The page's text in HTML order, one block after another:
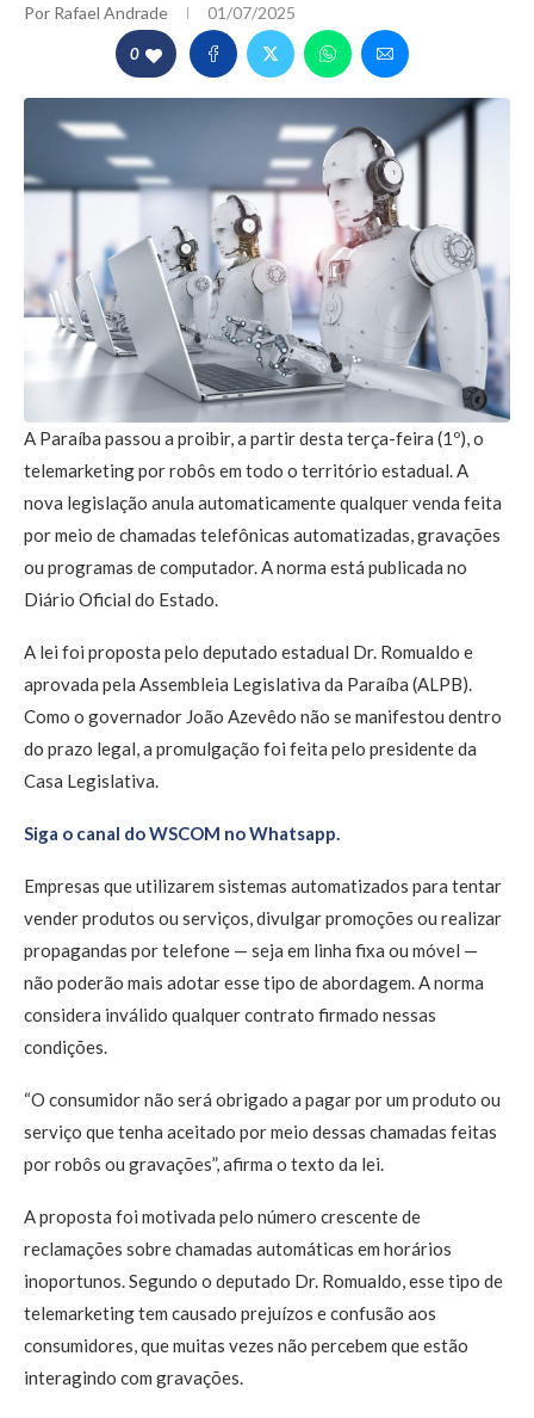
Por Rafael Andrade 01/07/2025
0
A Paraíba passou a proibir, a partir desta terça-feira (1º), o
telemarketing por robôs em todo o território estadual. A
nova legislação anula automaticamente qualquer venda feita
por meio de chamadas telefônicas automatizadas, gravações
ou programas de computador. A norma está publicada no
Diário Oficial do Estado.
A lei foi proposta pelo deputado estadual Dr. Romualdo e
aprovada pela Assembleia Legislativa da Paraíba (ALPB).
Como o governador João Azevêdo não se manifestou dentro
do prazo legal, a promulgação foi feita pelo presidente da
Casa Legislativa.
Siga o canal do WSCOM no Whatsapp.
Empresas que utilizarem sistemas automatizados para tentar
vender produtos ou serviços, divulgar promoções ou realizar
propagandas por telefone — seja em linha fixa ou móvel —
não poderão mais adotar esse tipo de abordagem. A norma
considera inválido qualquer contrato firmado nessas
condições.
“O consumidor não será obrigado a pagar por um produto ou
serviço que tenha aceitado por meio dessas chamadas feitas
por robôs ou gravações”, afirma o texto da lei.
A proposta foi motivada pelo número crescente de
reclamações sobre chamadas automáticas em horários
inoportunos. Segundo o deputado Dr. Romualdo, esse tipo de
telemarketing tem causado prejuízos e confusão aos
consumidores, que muitas vezes não percebem que estão
interagindo com gravações.